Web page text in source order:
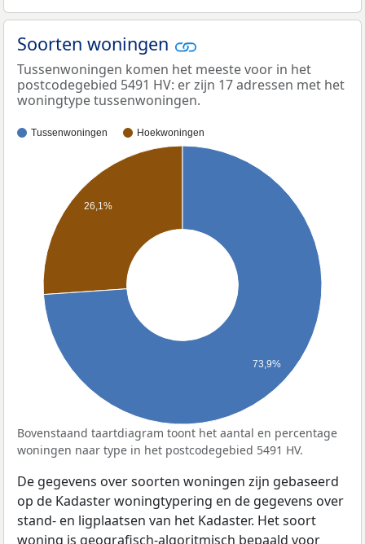
Soorten woningen
Tussenwoningen komen het meeste voor in het
postcodegebied 5491 HV: er zijn 17 adressen met het
woningtype tussenwoningen.
Tussenwoningen Hoekwoningen
26,1%
73,9%
Bovenstaand taartdiagram toont het aantal en percentage
woningen naar type in het postcodegebied 5491 HV.
De gegevens over soorten woningen zijn gebaseerd
op de Kadaster woningtypering en de gegevens over
stand- en ligplaatsen van het Kadaster. Het soort
woning is geografisch-algoritmisch bepaald voor